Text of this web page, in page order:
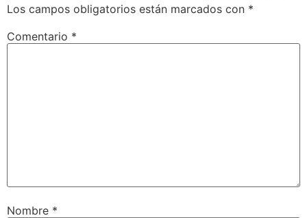
Los campos obligatorios están marcados con *
Comentario *
Nombre *